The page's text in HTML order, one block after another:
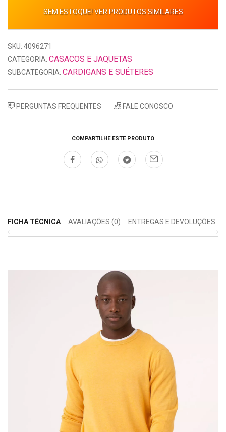
SEM ESTOQUE! VER PRODUTOS SIMILARES
SKU: 4096271
CATEGORIA: CASACOS E JAQUETAS
SUBCATEGORIA: CARDIGANS E SUÉTERES
PERGUNTAS FREQUENTES FALE CONOSCO
COMPARTILHE ESTE PRODUTO
FICHA TÉCNICA AVALIAÇÕES (0) ENTREGAS E DEVOLUÇÕES